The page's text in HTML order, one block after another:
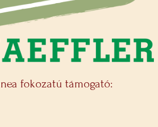
fokozatú támogató: